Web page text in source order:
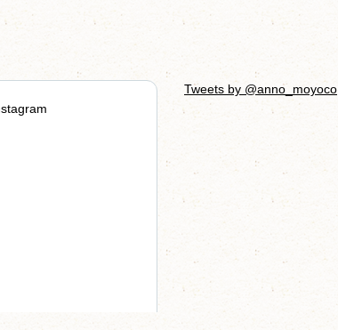
Tweets by @anno_moyoco